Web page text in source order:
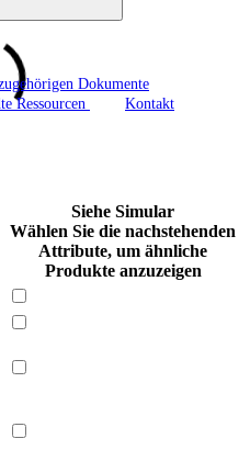
Dokumente
Ressourcen Kontakt
Siehe Simular
Wählen Sie die nachstehenden
Attribute, um ähnliche
Produkte anzuzeigen